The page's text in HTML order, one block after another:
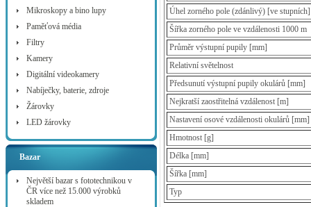
Mikroskopy a bino lupy
Paměťová média
Filtry
Kamery
Digitální videokamery
Nabíječky, baterie, zdroje
Žárovky
LED žárovky
Bazar
Největší bazar s fototechnikou v
ČR více než 15.000 výrobků
skladem
Úhel zorného pole (zdánlivý) [ve stupních]
Šířka zorného pole ve vzdálenosti 1000 m
Průměr výstupní pupily [mm]
Relativní světelnost
Předsunutí výstupní pupily okulárů [mm]
Nejkratší zaostřitelná vzdálenost [m]
Nastavení osové vzdálenosti okulárů [mm]
Hmotnost [g]
Délka [mm]
Šířka [mm]
Typ